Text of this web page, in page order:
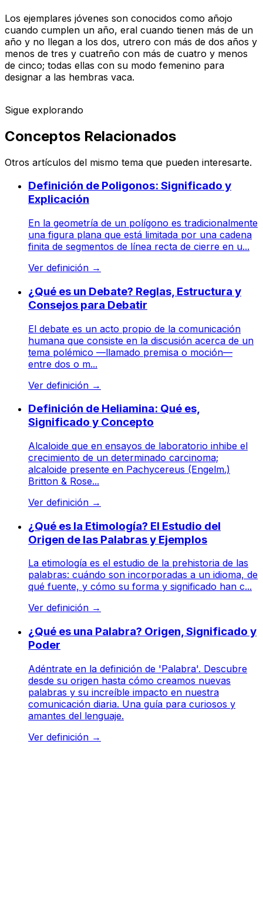
Los ejemplares jóvenes son conocidos como añojo
cuando cumplen un año, eral cuando tienen más de un
año y no llegan a los dos, utrero con más de dos años y
menos de tres y cuatreño con más de cuatro y menos
de cinco; todas ellas con su modo femenino para
designar a las hembras vaca.
Sigue explorando
Conceptos Relacionados
Otros artículos del mismo tema que pueden interesarte.
Definición de Poligonos: Significado y
Explicación
En la geometría de un polígono es tradicionalmente
una figura plana que está limitada por una cadena
finita de segmentos de línea recta de cierre en u...
Ver definición →
¿Qué es un Debate? Reglas, Estructura y
Consejos para Debatir
El debate es un acto propio de la comunicación
humana que consiste en la discusión acerca de un
tema polémico —llamado premisa o moción—
entre dos o m...
Ver definición →
Definición de Heliamina: Qué es,
Significado y Concepto
Alcaloide que en ensayos de laboratorio inhibe el
crecimiento de un determinado carcinoma;
alcaloide presente en Pachycereus (Engelm.)
Britton & Rose...
Ver definición →
¿Qué es la Etimología? El Estudio del
Origen de las Palabras y Ejemplos
La etimología es el estudio de la prehistoria de las
palabras: cuándo son incorporadas a un idioma, de
qué fuente, y cómo su forma y significado han c...
Ver definición →
¿Qué es una Palabra? Origen, Significado y
Poder
Adéntrate en la definición de 'Palabra'. Descubre
desde su origen hasta cómo creamos nuevas
palabras y su increíble impacto en nuestra
comunicación diaria. Una guía para curiosos y
amantes del lenguaje.
Ver definición →